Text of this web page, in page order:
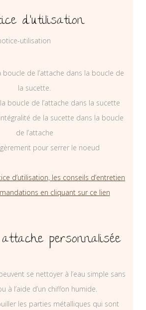
d’utilisation
boucle de l’attache dans la boucle de
la sucette.
boucle de l’attache dans la sucette
de la sucette dans la boucle
de l’attache
pour serrer le noeud
d’utilisation, les conseils d’entretien
en cliquant sur ce lien
personnalisée
se nettoyer à l’eau simple sans
à l’aide d’un chiffon humide.
les parties métalliques qui sont